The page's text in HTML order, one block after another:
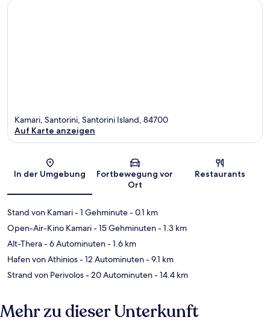
Karte
Kamari, Santorini, Santorini Island, 84700
Auf Karte anzeigen
In der Umgebung
Fortbewegung vor
Ort
Restaurants
Stand von Kamari- 1 Gehminute- 0.1 km
Open-Air-Kino Kamari- 15 Gehminuten- 1.3 km
Alt-Thera- 6 Autominuten- 1.6 km
Hafen von Athinios- 12 Autominuten- 9.1 km
Strand von Perivolos- 20 Autominuten- 14.4 km
Mehr zu dieser Unterkunft